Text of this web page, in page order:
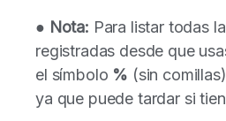
● Nota: Para listar todas
registradas desde que
el símbolo % (sin
ya que puede tardar si